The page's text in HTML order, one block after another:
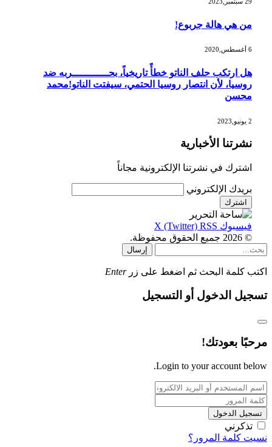
من هي هالة جربوع!
هل ارتكب حلف الناتو خطأً تاريخياً، بحــــــــــــربه ضد
روسيا، لأن انتصار روسيا الحتمي، سيفتت الناتو!محمد
محسن
نشرتنا الأخبارية
اشترك في نشرتنا الإلكترونية مجاناً
بريدك الإلكتروني
فيسبوك X (Twitter) RSS
© 2026 جميع الحقوق محفوظة.
إرسال
اكتب كلمة البحث ثم اضغط على زر Enter
تسجيل الدخول أو التسجيل
مرحبًا بعودتك!
Login to your account below.
تسجيل الدخول
تذكرني
نسيت كلمة المرور؟